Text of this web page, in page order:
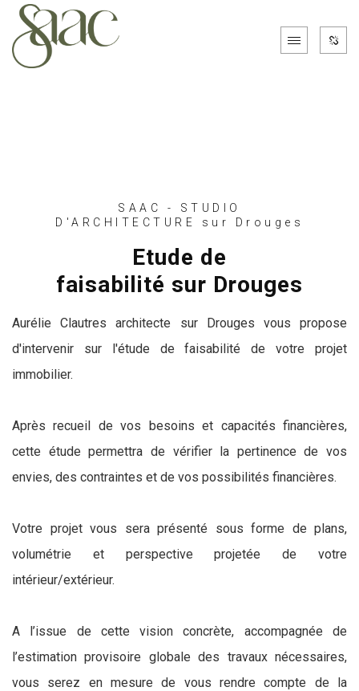
SAAC - STUDIO
D'ARCHITECTURE sur Drouges
Etude de
faisabilité sur Drouges
Aurélie Clautres architecte sur Drouges vous propose
d'intervenir sur l'étude de faisabilité de votre projet
immobilier.
Après recueil de vos besoins et capacités financières,
cette étude permettra de vérifier la pertinence de vos
envies, des contraintes et de vos possibilités financières.
Votre projet vous sera présenté sous forme de plans,
volumétrie et perspective projetée de votre
intérieur/extérieur.
A l’issue de cette vision concrète, accompagnée de
l’estimation provisoire globale des travaux nécessaires,
vous serez en mesure de vous rendre compte de la